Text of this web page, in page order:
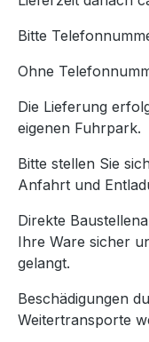
Bitte
Ohne
Die Lieferung
eigenen Fuhrpark.
Bitte stellen Sie
Anfahrt und
Direkte
Ihre Ware sicher
gelangt.
Beschädigungen
Weitertransporte